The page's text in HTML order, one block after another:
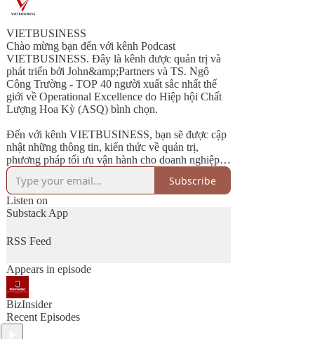
VIETBUSINESS
Chào mừng bạn đến với kênh Podcast
VIETBUSINESS. Đây là kênh được quản trị và
phát triển bởi John&amp;Partners và TS. Ngô
Công Trường - TOP 40 người xuất sắc nhất thế
giới về Operational Excellence do Hiệp hội Chất
Lượng Hoa Kỳ (ASQ) bình chọn.
Đến với kênh VIETBUSINESS, bạn sẽ được cập
nhật những thông tin, kiến thức về quản trị,
phương pháp tối ưu vận hành cho doanh nghiệp
(Operational Excellence) từ các doanh nghiệp tại
Việt Nam, Hoa Kỳ và trên toàn cầu.
Nếu các bạn thấy hữu ích thì đừng ngại like, share
để ủng hộ &amp; lan toả những thông điệp tích
cực!!!
Subscribe
Listen on
Substack App
RSS Feed
Appears in episode
BizInsider
Recent Episodes